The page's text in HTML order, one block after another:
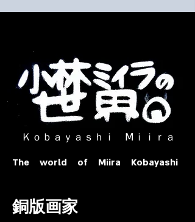
ｏｂａｙａｓｈｉ Ⅿｉｉｒａ​
The world of Miira Kobayashi
​銅版画家